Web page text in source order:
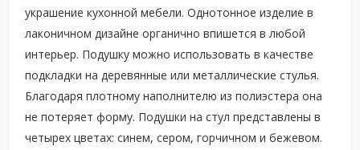
украшение кухонной мебели. Однотонное изделие в
лаконичном дизайне органично впишется в любой
интерьер. Подушку можно использовать в качестве
подкладки на деревянные или металлические стулья.
Благодаря плотному наполнителю из полиэстера она
не потеряет форму. Подушки на стул представлены в
четырех цветах: синем, сером, горчичном и бежевом.